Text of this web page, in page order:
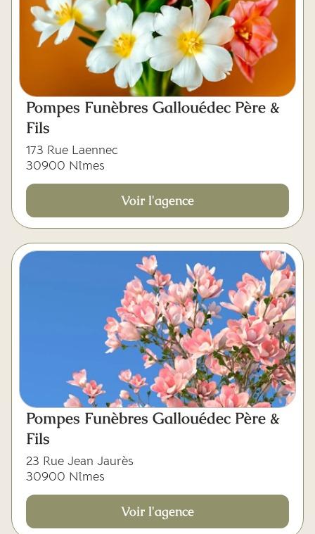
Pompes Funèbres Gallouédec Père &
Fils
173 Rue Laennec
30900 Nîmes
Voir l'agence
Pompes Funèbres Gallouédec Père &
Fils
23 Rue Jean Jaurès
30900 Nîmes
Voir l'agence